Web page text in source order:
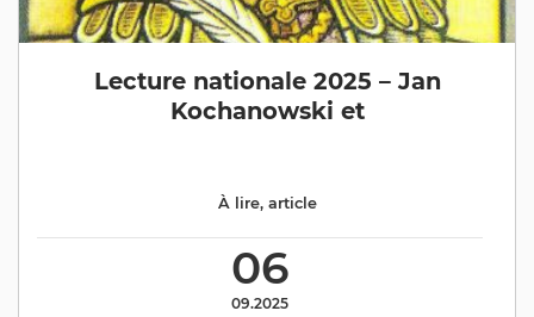
Lecture nationale 2025 – Jan
Kochanowski et
06
09.2025
À lire, article